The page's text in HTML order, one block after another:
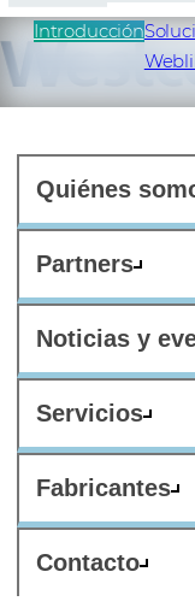
Quiénes
Partners
Noticias y
Servicios
Fabricantes
Contacto
Introducción